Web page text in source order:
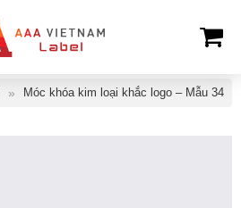
Móc khóa kim loại khắc logo – Mẫu 34